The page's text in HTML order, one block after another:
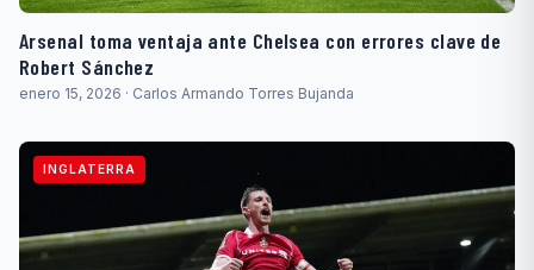
Arsenal toma ventaja ante Chelsea con errores clave de
Robert Sánchez
enero 15, 2026 · Carlos Armando Torres Bujanda
INGLATERRA